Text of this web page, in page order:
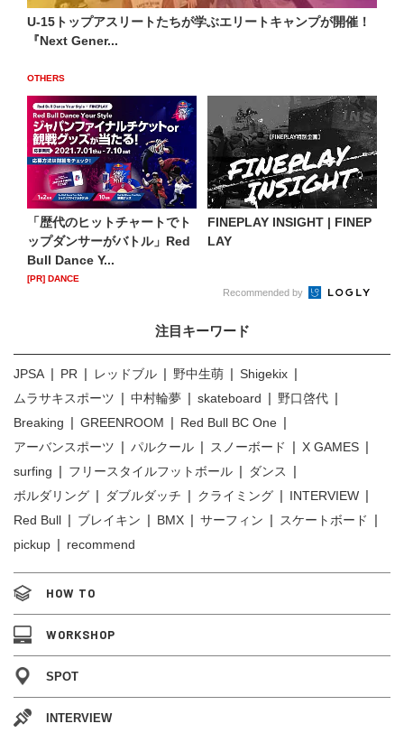
U-15トップアスリートたちが学ぶエリートキャンプが開催！
『Next Gener...
OTHERS
「歴代のヒットチャートでト
ップダンサーがバトル」Red
Bull Dance Y...
[PR] DANCE
FINEPLAY INSIGHT | FINEP
LAY
Recommended by
注目キーワード
JPSA PR レッドブル 野中生萌
Shigekix
ムラサキスポーツ
中村輪夢 skateboard
野口啓代
Breaking
GREENROOM
Red Bull BC One
アーバンスポーツ
パルクール スノーボード
X GAMES
surfing
フリースタイルフットボール
ダンス
ボルダリング
ダブルダッチ クライミング
INTERVIEW
Red Bull
ブレイキン BMX サーフィン
スケートボード
pickup
recommend
HOW TO
WORKSHOP
SPOT
INTERVIEW